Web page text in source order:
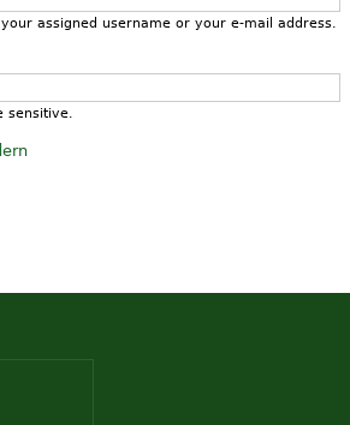
assigned username or your e-mail address.
sensitive.